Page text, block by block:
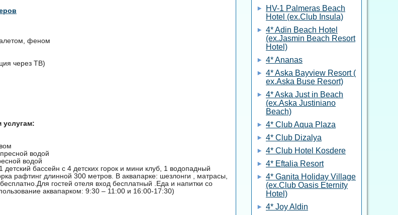
феном
через ТВ)
услугам:
водой
водой
детский бассейн с 4 детских горок и мини клуб, 1 водопадный
рафтинг длинной 300 метров. В аквапарке: шезлонги , матрасы,
гостей отеля вход бесплатный .Еда и напитки со
аквапарком: 9:30 – 11:00 и 16:00-17:30)
HV-1 Palmeras Beach
Hotel (ex.Club Insula)
4* Adin Beach Hotel
(ex.Jasmin Beach Resort
Hotel)
4* Ananas
4* Aska Bayview Resort (
ex.Aska Buse Resort)
4* Aska Just in Beach
(ex.Aska Justiniano
Beach)
4* Club Aqua Plaza
4* Club Dizalya
4* Club Hotel Kosdere
4* Eftalia Resort
4* Ganita Holiday Village
(ex.Club Oasis Eternity
Hotel)
4* Joy Aldin